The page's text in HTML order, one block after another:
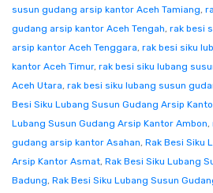
susun gudang arsip kantor Aceh Tamiang,
gudang arsip kantor Aceh Tengah, rak besi
arsip kantor Aceh Tenggara, rak besi siku
kantor Aceh Timur, rak besi siku lubang
Aceh Utara, rak besi siku lubang susun
Besi Siku Lubang Susun Gudang Arsip
Lubang Susun Gudang Arsip Kantor Ambon,
gudang arsip kantor Asahan, Rak Besi Siku
Arsip Kantor Asmat, Rak Besi Siku Lubang
Badung, Rak Besi Siku Lubang Susun